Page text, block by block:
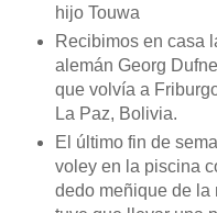
hijo Touwa
Recibimos en casa
alemán Georg
que volvía a
La Paz, Bolivia.
El último fin de
voley en la piscina
dedo meñique de la